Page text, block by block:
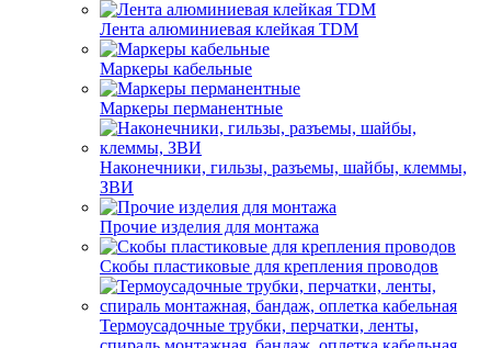
Лента алюминиевая клейкая TDM
Маркеры кабельные
Маркеры перманентные
Наконечники, гильзы, разъемы, шайбы, клеммы,
ЗВИ
Прочие изделия для монтажа
Скобы пластиковые для крепления проводов
Термоусадочные трубки, перчатки, ленты,